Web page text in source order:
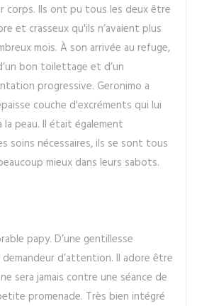
corps. Ils ont pu tous les deux être
et crasseux qu'ils n’avaient plus
mois. À son arrivée au refuge,
bon toilettage et d’un
progressive. Geronimo a
couche d'excréments qui lui
peau. Il était également
soins nécessaires, ils se sont tous
mieux dans leurs sabots.
papy. D’une gentillesse
d’attention. Il adore être
sera jamais contre une séance de
promenade. Très bien intégré